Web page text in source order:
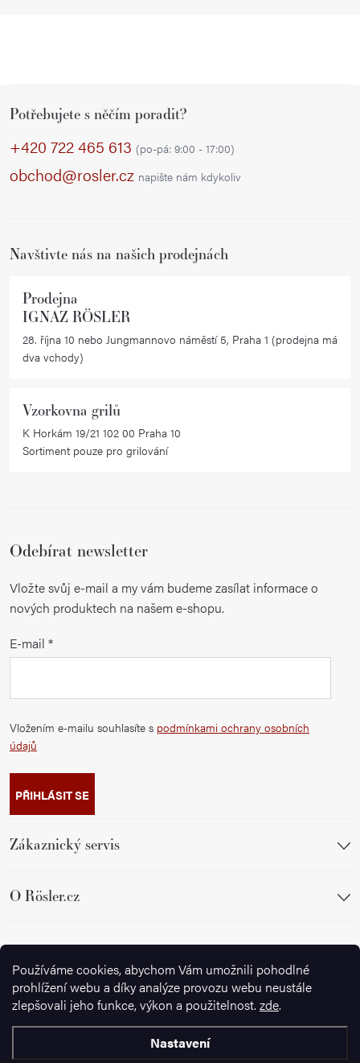
Používáme cookies, abychom Vám umožnili pohodlné
prohlížení webu a díky analýze provozu webu neustále
zlepšovali jeho funkce, výkon a použitelnost. zde.
Nastavení
Potřebujete s něčím poradit?
+420 722 465 613 (po-pá: 9:00 - 17:00)
obchod@rosler.cz napište nám kdykoliv
Navštivte nás na našich prodejnách
Prodejna
IGNAZ RÖSLER
28. října 10 nebo Jungmannovo náměstí 5, Praha 1 (prodejna má
dva vchody)
Vzorkovna grilů
K Horkám 19/21 102 00 Praha 10
Sortiment pouze pro grilování
Odebírat newsletter
Vložte svůj e-mail a my vám budeme zasílat informace o
nových produktech na našem e-shopu.
E-mail
Vložením e-mailu souhlasíte s podmínkami ochrany osobních
údajů
PŘIHLÁSIT SE
Zákaznický servis
O Rösler.cz
Sledujte nás